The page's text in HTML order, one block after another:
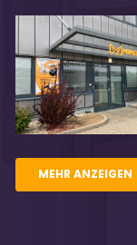
MEHR ANZEIGEN